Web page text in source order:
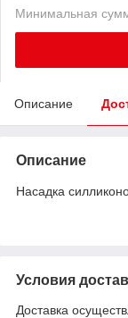
Минимальная
Описание
Описание
Насадка
Условия
Доставка